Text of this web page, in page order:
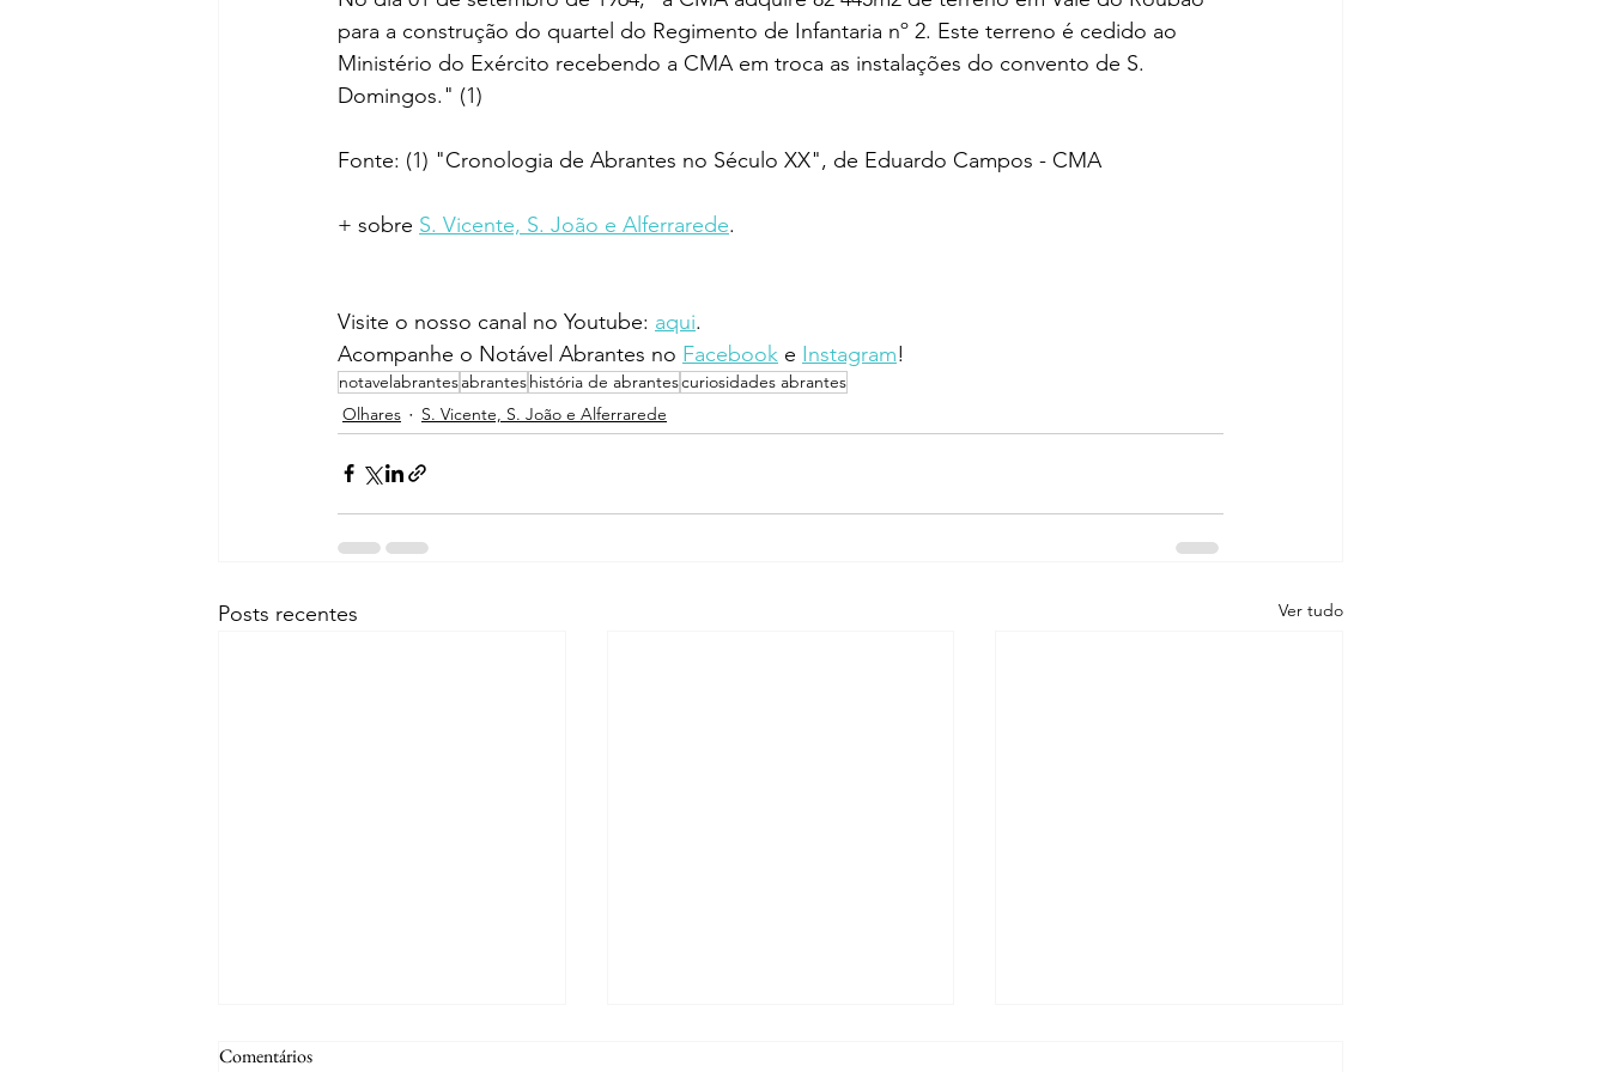
para a construção do quartel do Regimento de Infantaria nº 2. Este terreno é cedido ao
Ministério do Exército recebendo a CMA em troca as instalações do convento de S.
Domingos." (1)
Fonte: (1) "Cronologia de Abrantes no Século XX", de Eduardo Campos - CMA
+ sobre S. Vicente, S. João e Alferrarede.
Visite o nosso canal no Youtube: aqui.
Acompanhe o Notável Abrantes no Facebook e Instagram!
notavelabrantesabranteshistória de abrantescuriosidades abrantes
Olhares
S. Vicente, S. João e Alferrarede
Posts recentes Ver tudo
Comentários